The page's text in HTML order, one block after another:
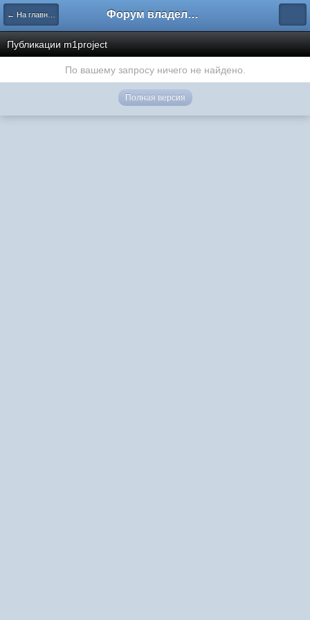
← На главную Форум владельцев интернет-магазинов
Публикации m1project
По вашему запросу ничего не найдено.
Полная версия